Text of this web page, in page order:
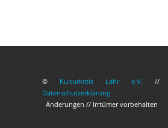
© Kulturkreis Lahr e.V. //
Datenschutzerklärung
Änderungen // Irrtümer vorbehalten